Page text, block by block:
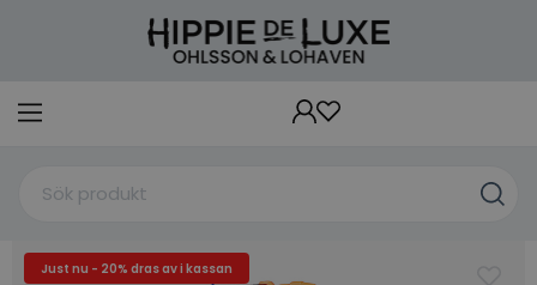
Just nu - 20% dras av i kassan